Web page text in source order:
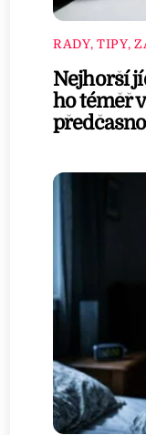
RADY, TIPY,
Nejhorší
ho téměř